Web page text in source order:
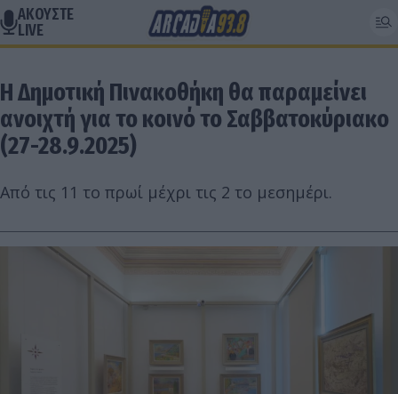
ΑΚΟΥΣΤΕ
LIVE
Η Δημοτική Πινακοθήκη θα παραμείνει
ανοιχτή για το κοινό το Σαββατοκύριακο
(27-28.9.2025)
Από τις 11 το πρωί μέχρι τις 2 το μεσημέρι.